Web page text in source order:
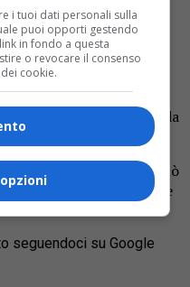
si aggiungerà
Crt. – prosegue il
vedrà il via vai
progetto sarà più
Per ora
sia per l’aiuto da
dei lavori».
per San Martino può
oppure contattare
seguendoci su Google
i tuoi dati personali sulla
puoi opporti gestendo
in fondo a questa
o revocare il consenso
cookie.